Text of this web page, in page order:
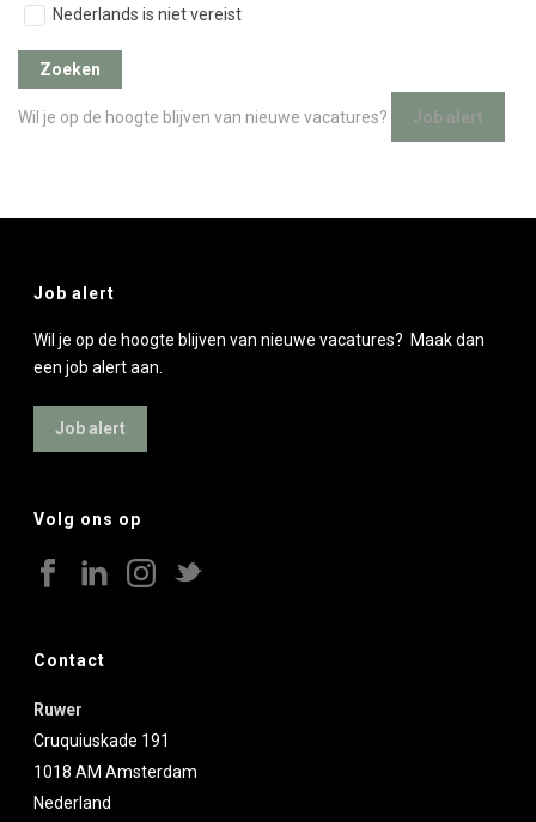
Nederlands is niet vereist
Wil je op de hoogte blijven van nieuwe vacatures? Job alert
Job alert
Wil je op de hoogte blijven van nieuwe vacatures? Maak dan
een job alert aan.
Job alert
Volg ons op
Contact
Ruwer
Cruquiuskade 191
1018 AM Amsterdam
Nederland